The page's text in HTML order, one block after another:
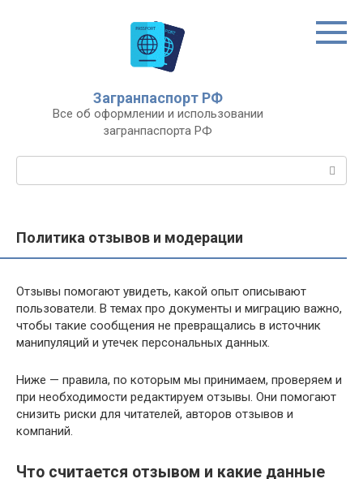
Загранпаспорт РФ
Все об оформлении и использовании
загранпаспорта РФ
Поиск:
Политика отзывов и модерации
Отзывы помогают увидеть, какой опыт описывают
пользователи. В темах про документы и миграцию важно,
чтобы такие сообщения не превращались в источник
манипуляций и утечек персональных данных.
Ниже — правила, по которым мы принимаем, проверяем и
при необходимости редактируем отзывы. Они помогают
снизить риски для читателей, авторов отзывов и
компаний.
Что считается отзывом и какие данные